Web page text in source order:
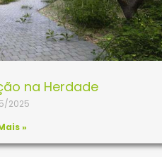
na Herdade
2025
»